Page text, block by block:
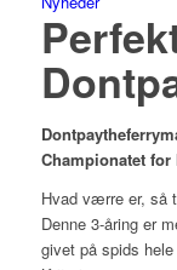
Championatet
Hvad værre er, så
Denne 3-åring er
givet på spids